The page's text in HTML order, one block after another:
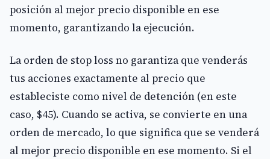
posición al mejor precio disponible en ese
momento, garantizando la ejecución.
La orden de stop loss no garantiza que venderás
tus acciones exactamente al precio que
estableciste como nivel de detención (en este
caso, $45). Cuando se activa, se convierte en una
orden de mercado, lo que significa que se venderá
al mejor precio disponible en ese momento. Si el